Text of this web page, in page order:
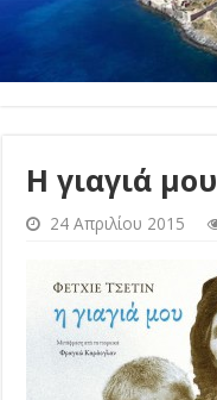
Η γιαγιά μου
24 Απριλίου 2015